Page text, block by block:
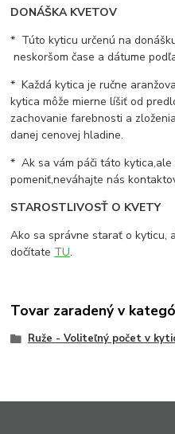
DONÁŠKA KVETOV
* Túto kyticu určenú na
neskoršom čase a dátume
* Každá kytica je ručne
kytica môže mierne líšiť od
zachovanie farebnosti a
danej cenovej hladine.
* Ak sa vám páči táto kytica,ale
pomeniť,neváhajte nás
STAROSTLIVOSŤ O KVETY
Ako sa správne starať o kyticu,
dočítate TU.
Tovar zaradený v
Ruže - Voliteľný počet v